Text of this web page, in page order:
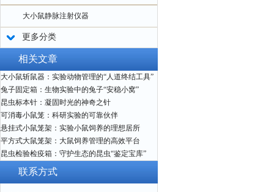
大小鼠静脉注射仪器
更多分类
相关文章
大小鼠斩鼠器：实验动物管理的“人道终结工具”
兔子固定箱：生物实验中的兔子“安稳小窝”
昆虫标本针：凝固时光的神奇之针
可消毒小鼠笼：科研实验的可靠伙伴
悬挂式小鼠笼架：实验小鼠饲养的理想居所
平方式大鼠笼架：大鼠饲养管理的高效平台
昆虫检验检疫箱：守护生态的昆虫“鉴定宝库”
联系方式